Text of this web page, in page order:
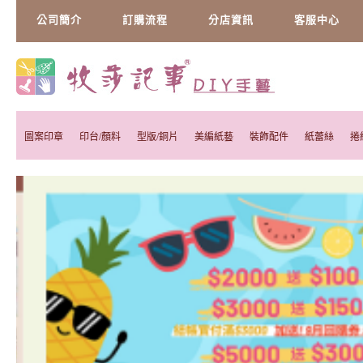
公司簡介 訂購流程 分店資訊 客服中心
圖案印章 印台/顏料 型版/銅片 美編紙藝 裝飾配件 紙蕾絲 捲